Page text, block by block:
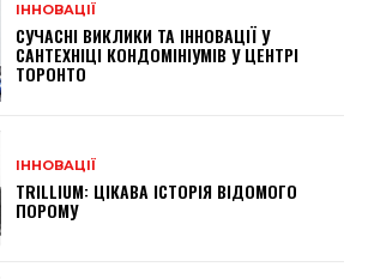
ІННОВАЦІЇ
СУЧАСНІ ВИКЛИКИ ТА ІННОВАЦІЇ У
САНТЕХНІЦІ КОНДОМІНІУМІВ У ЦЕНТРІ
ТОРОНТО
ІННОВАЦІЇ
TRILLIUM: ЦІКАВА ІСТОРІЯ ВІДОМОГО
ПОРОМУ